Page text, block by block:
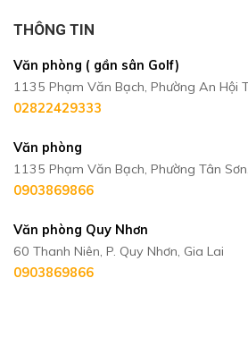
THÔNG TIN
Văn phòng ( gần sân Golf)
1135 Phạm Văn Bạch, Phường An Hội
02822429333
Văn phòng
1135 Phạm Văn Bạch, Phường Tân
0903869866
Văn phòng Quy Nhơn
60 Thanh Niên, P. Quy Nhơn, Gia Lai
0903869866